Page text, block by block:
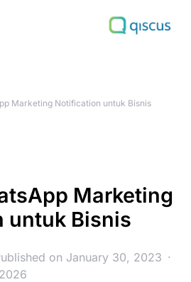
Marketing Notification untuk Bisnis
Marketing
untuk Bisnis
on January 30, 2023